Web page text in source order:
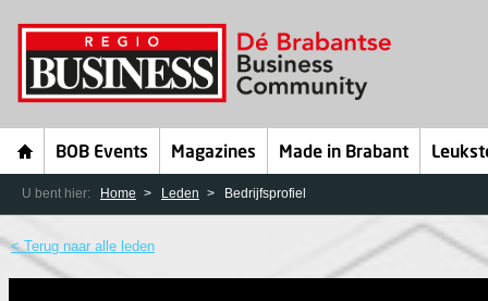
BOB Events Magazines Made in Brabant
U bent hier: Home Leden Bedrijfsprofiel
< Terug naar alle leden